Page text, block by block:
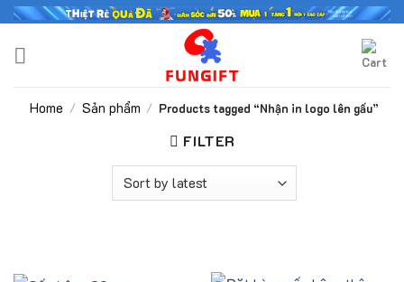
Skip
content
Home / Sản phẩm / Products tagged “Nhận in logo lên gấu”
FILTER